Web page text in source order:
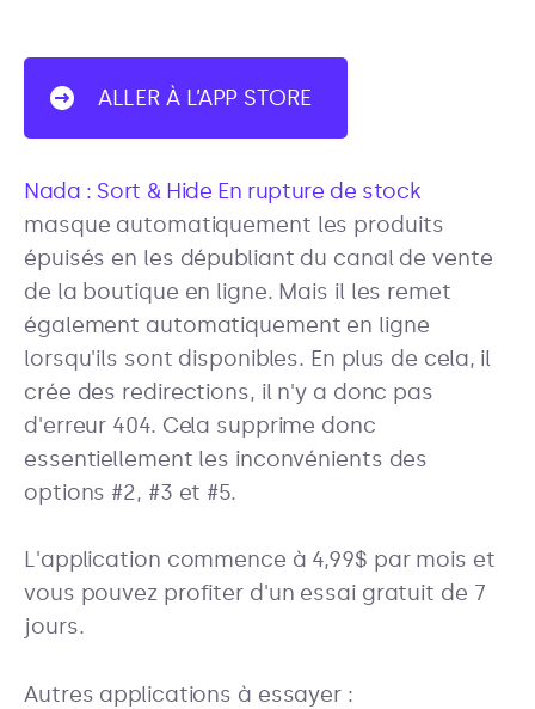
ALLER À L’APP STORE
Nada : Sort & Hide En rupture de stock
masque automatiquement les produits
épuisés en les dépubliant du canal de vente
de la boutique en ligne. Mais il les remet
également automatiquement en ligne
lorsqu'ils sont disponibles. En plus de cela, il
crée des redirections, il n'y a donc pas
d'erreur 404. Cela supprime donc
essentiellement les inconvénients des
options #2, #3 et #5.
L'application commence à 4,99$ par mois et
vous pouvez profiter d'un essai gratuit de 7
jours.
Autres applications à essayer :